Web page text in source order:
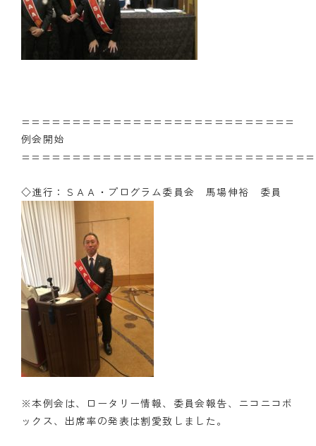
===========================
例会開始
◇進行：ＳＡＡ・プログラム委員会 馬場伸裕 委員
※本例会は、ロータリー情報、委員会報告、ニコニコボ
ックス、出席率の発表は割愛致しました。